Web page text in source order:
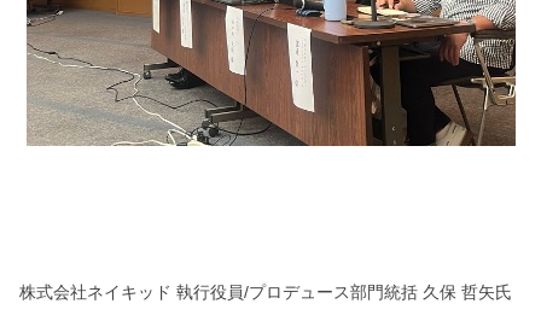
株式会社ネイキッド 執行役員/プロデュース部門統括 久保 哲矢氏